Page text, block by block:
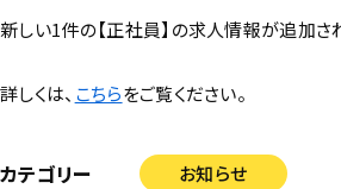
新しい1件の【正社員】の求人情報が追加さ
詳しくは、 こちらをご覧ください。
カテゴリー お知らせ